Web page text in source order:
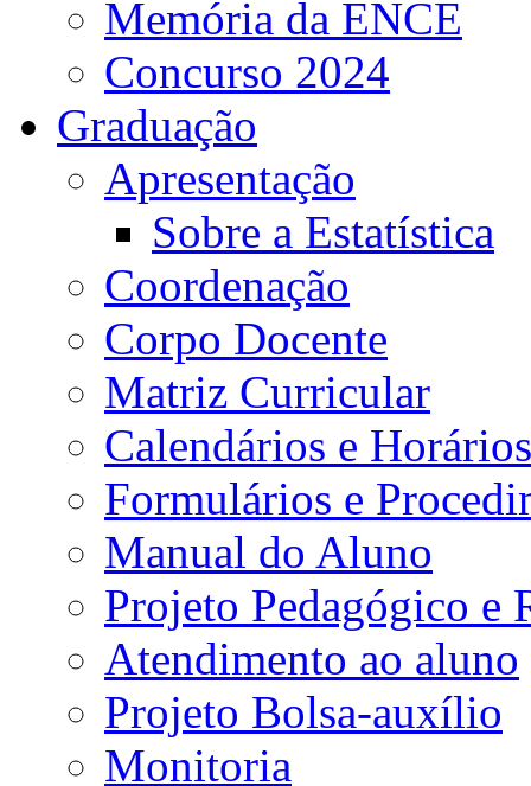
Memória da ENCE
Concurso 2024
Graduação
Apresentação
Sobre a Estatística
Coordenação
Corpo Docente
Matriz Curricular
Calendários e Horários
Formulários e
Manual do Aluno
Projeto Pedagógico e
Atendimento ao aluno
Projeto Bolsa-auxílio
Monitoria